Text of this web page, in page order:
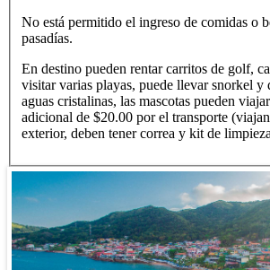
No está permitido el ingreso de comidas o
pasadías.
En destino pueden rentar carritos de golf,
visitar varias playas, puede llevar snorkel y
aguas cristalinas, las mascotas pueden
adicional de $20.00 por el transporte
exterior, deben tener correa y kit de